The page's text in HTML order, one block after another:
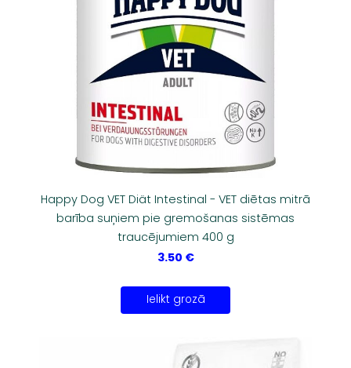
Happy Dog VET Diät Intestinal - VET diētas mitrā
barība suņiem pie gremošanas sistēmas
traucējumiem 400 g
3.50 €
Ielikt grozā